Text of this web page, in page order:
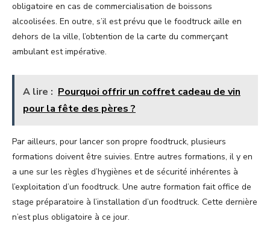
obligatoire en cas de commercialisation de boissons
alcoolisées. En outre, s’il est prévu que le foodtruck aille en
dehors de la ville, l’obtention de la carte du commerçant
ambulant est impérative.
A lire : Pourquoi offrir un coffret cadeau de vin
pour la fête des pères ?
Par ailleurs, pour lancer son propre foodtruck, plusieurs
formations doivent être suivies. Entre autres formations, il y en
a une sur les règles d’hygiènes et de sécurité inhérentes à
l’exploitation d’un foodtruck. Une autre formation fait office de
stage préparatoire à l’installation d’un foodtruck. Cette dernière
n’est plus obligatoire à ce jour.